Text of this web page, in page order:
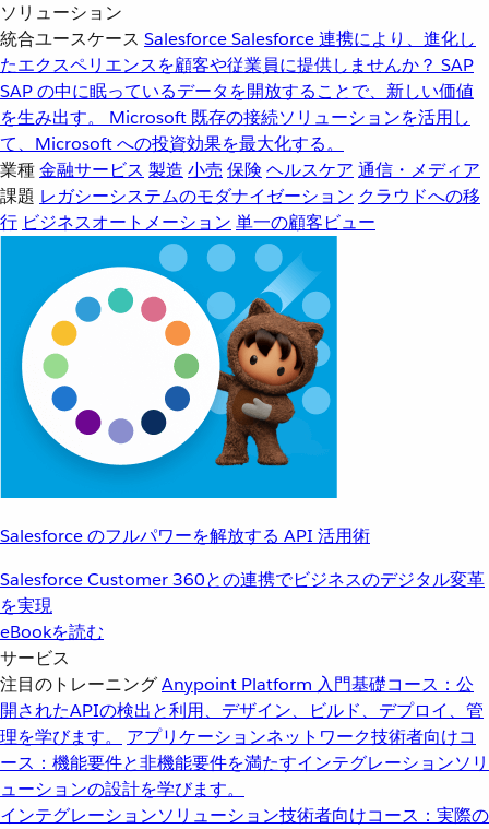
ソリューション
統合ユースケース SalesforceSalesforce 連携により、進化し
たエクスペリエンスを顧客や従業員に提供しませんか？ SAP
SAP の中に眠っているデータを開放することで、新しい価値
を生み出す。
Microsoft 既存の接続ソリューションを活用し
て、Microsoft への投資効果を最大化する。
業種金融サービス 製造 小売 保険 ヘルスケア 通信・メディア
課題 レガシーシステムのモダナイゼーション クラウドへの移
行 ビジネスオートメーション 単一の顧客ビュー
Salesforce のフルパワーを解放する API 活用術
Salesforce Customer 360との連携でビジネスのデジタル変革
を実現
eBookを読む
サービス
注目のトレーニングAnypoint Platform 入門基礎コース：公
開されたAPIの検出と利用、デザイン、ビルド、デプロイ、管
理を学びます。
アプリケーションネットワーク技術者向けコ
ース：機能要件と非機能要件を満たすインテグレーションソリ
ューションの設計を学びます。
インテグレーションソリューション技術者向けコース：実際の